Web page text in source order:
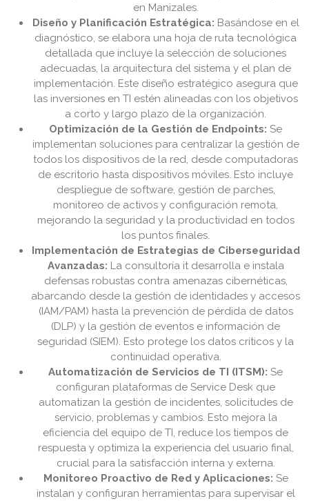
en Manizales.
Diseño y Planificación Estratégica: Basándose en el
diagnóstico, se elabora una hoja de ruta tecnológica
detallada que incluye la selección de soluciones
adecuadas, la arquitectura del sistema y el plan de
implementación. Este diseño estratégico asegura que
las inversiones en TI estén alineadas con los objetivos
a corto y largo plazo de la organización.
Optimización de la Gestión de Endpoints: Se
implementan soluciones para centralizar la gestión de
todos los dispositivos de la red, desde computadoras
de escritorio hasta dispositivos móviles. Esto incluye
despliegue de software, gestión de parches,
monitoreo de activos y configuración remota,
mejorando la seguridad y la productividad en todos
los puntos finales.
Implementación de Estrategias de Ciberseguridad
Avanzadas: La consultoría it desarrolla e instala
defensas robustas contra amenazas cibernéticas,
abarcando desde la gestión de identidades y accesos
(IAM/PAM) hasta la prevención de pérdida de datos
(DLP) y la gestión de eventos e información de
seguridad (SIEM). Esto protege los datos críticos y la
continuidad operativa.
Automatización de Servicios de TI (ITSM): Se
configuran plataformas de Service Desk que
automatizan la gestión de incidentes, solicitudes de
servicio, problemas y cambios. Esto mejora la
eficiencia del equipo de TI, reduce los tiempos de
respuesta y optimiza la experiencia del usuario final,
crucial para la satisfacción interna y externa.
Monitoreo Proactivo de Red y Aplicaciones: Se
instalan y configuran herramientas para supervisar el